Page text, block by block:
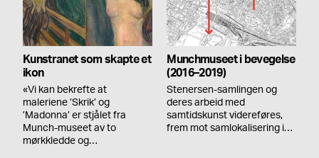
Kunstranet som skapte et
ikon
«Vi kan bekrefte at
maleriene ’Skrik’ og
’Madonna’ er stjålet fra
Munch-museet av to
mørkkledde og…
Munchmuseet i bevegelse
(2016–2019)
Stenersen-samlingen og
deres arbeid med
samtidskunst videreføres,
frem mot samlokalisering i…